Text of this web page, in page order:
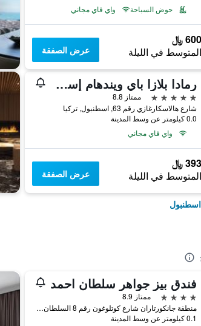
حوض السباحة
واي فاي مجاني
600 ﷼
المتوسط في الليلة عرض الصفقة
رمادا بلازا باي ويندهام إسطنبول سيتي سنتر
5 نجوم
ممتاز 8.8
شارع هالاسكارغازي رقم 63, اسطنبول, تركيا
0.0 كيلومتر عن وسط المدينة
واي فاي مجاني
393 ﷼
المتوسط في الليلة عرض الصفقة
فندق بيز جواهر سلطان احمد
4 نجوم
ممتاز 8.9
منطقة جانكورتاران شارع كوتلوغون رقم 8 السلطان أحمد, اسطنبول, تركيا
0.1 كيلومتر عن وسط المدينة